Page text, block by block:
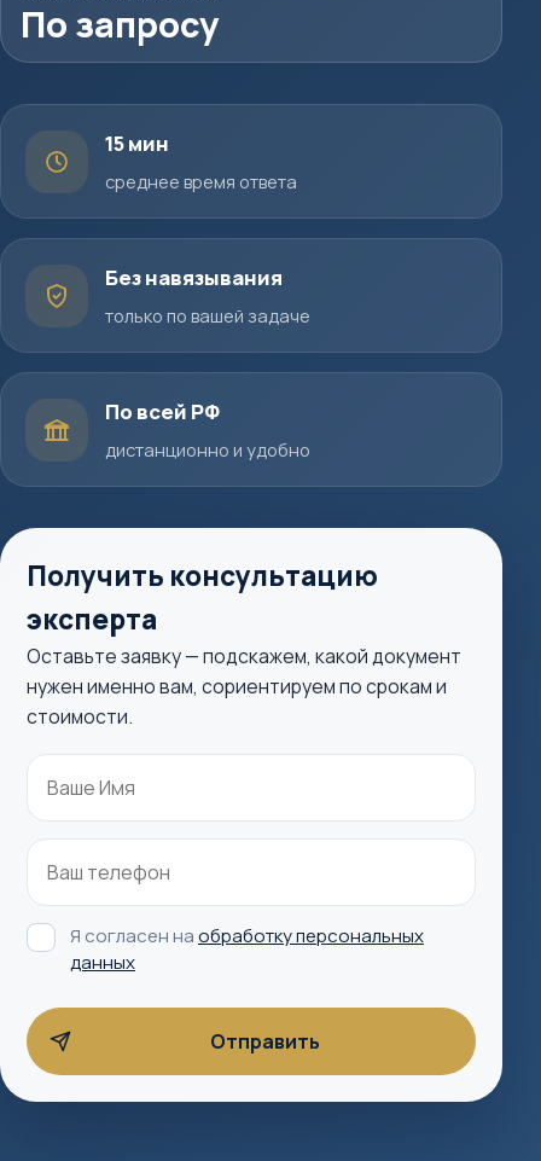
По запросу
15 мин
среднее время ответа
Без навязывания
только по вашей задаче
По всей РФ
дистанционно и удобно
Получить консультацию
эксперта
Оставьте заявку — подскажем, какой документ
нужен именно вам, сориентируем по срокам и
стоимости.
Я согласен наобработку персональных
данных